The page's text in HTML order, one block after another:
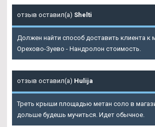
отзыв оставил(а) Shelti
Должен найти способ доставить клиента к
Орехово-Зуево - Нандролон стоимость.
отзыв оставил(а) Hulija
Треть крыши площадью метан соло в
дольше будешь мучиться. Идет обычное.